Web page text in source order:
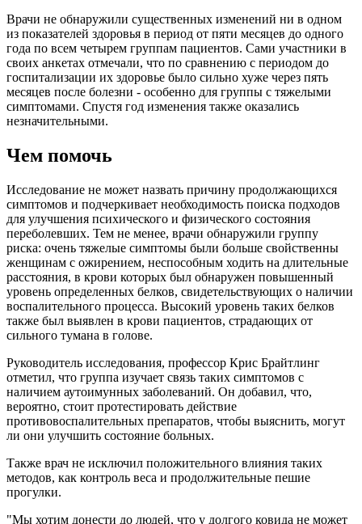
Врачи не обнаружили существенных изменений ни в одном
из показателей здоровья в период от пяти месяцев до одного
года по всем четырем группам пациентов. Сами участники в
своих анкетах отмечали, что по сравнению с периодом до
госпитализации их здоровье было сильно хуже через пять
месяцев после болезни - особенно для группы с тяжелыми
симптомами. Спустя год изменения также оказались
незначительными.
Чем помочь
Исследование не может назвать причину продолжающихся
симптомов и подчеркивает необходимость поиска подходов
для улучшения психического и физического состояния
переболевших. Тем не менее, врачи обнаружили группу
риска: очень тяжелые симптомы были больше свойственны
женщинам с ожирением, неспособным ходить на длительные
расстояния, в крови которых был обнаружен повышенный
уровень определенных белков, свидетельствующих о наличии
воспалительного процесса. Высокий уровень таких белков
также был выявлен в крови пациентов, страдающих от
сильного тумана в голове.
Руководитель исследования, профессор Крис Брайтлинг
отметил, что группа изучает связь таких симптомов с
наличием аутоимунных заболеваний. Он добавил, что,
вероятно, стоит протестировать действие
противовоспалительных препаратов, чтобы выяснить, могут
ли они улучшить состояние больных.
Также врач не исключил положительного влияния таких
методов, как контроль веса и продолжительные пешие
прогулки.
"Мы хотим донести до людей, что у долгого ковида не может